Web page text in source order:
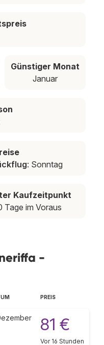
Günstiger Monat
Januar
: Sonntag
Kaufzeitpunkt
Tage im Voraus
-
PREIS
81 €
Vor 16 Stunden